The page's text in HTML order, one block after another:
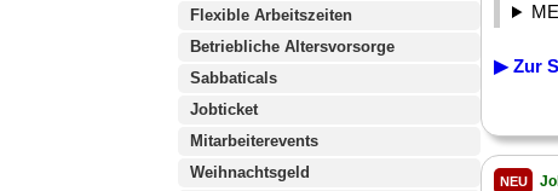
Flexible Arbeitszeiten
Betriebliche Altersvorsorge
Sabbaticals
Jobticket
Mitarbeiterevents
Weihnachtsgeld
▶ Zur
NEU